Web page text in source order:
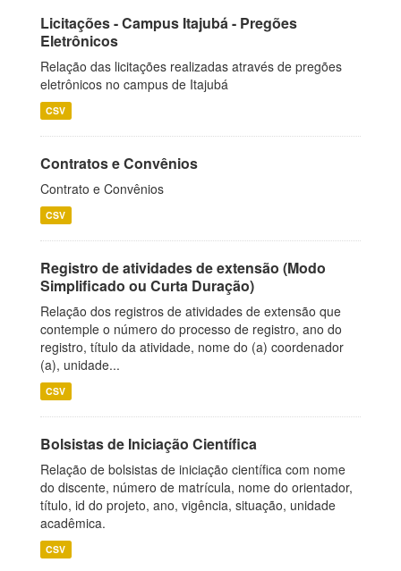
Licitações - Campus Itajubá - Pregões
Eletrônicos
Relação das licitações realizadas através de pregões
eletrônicos no campus de Itajubá
CSV
Contratos e Convênios
Contrato e Convênios
CSV
Registro de atividades de extensão (Modo
Simplificado ou Curta Duração)
Relação dos registros de atividades de extensão que
contemple o número do processo de registro, ano do
registro, título da atividade, nome do (a) coordenador
(a), unidade...
CSV
Bolsistas de Iniciação Científica
Relação de bolsistas de iniciação científica com nome
do discente, número de matrícula, nome do orientador,
título, id do projeto, ano, vigência, situação, unidade
acadêmica.
CSV